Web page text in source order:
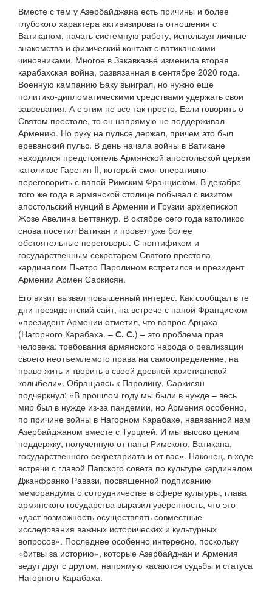
Вместе с тем у Азербайджана есть причины и более
глубокого характера активизировать отношения с
Ватиканом, начать системную работу, используя личные
знакомства и физический контакт с ватиканскими
чиновниками. Многое в Закавказье изменила вторая
карабахская война, развязанная в сентябре 2020 года.
Военную кампанию Баку выиграл, но нужно еще
политико-дипломатическими средствами удержать свои
завоевания. А с этим не все так просто. Если говорить о
Святом престоле, то он напрямую не поддерживал
Армению. Но руку на пульсе держал, причем это был
ереванский пульс. В день начала войны в Ватикане
находился предстоятель Армянской апостольской церкви
католикос Гарегин II, который смог оперативно
переговорить с папой Римским Франциском. В декабре
того же года в армянской столице побывал с визитом
апостольский нунций в Армении и Грузии архиепископ
Жозе Авелина Беттанкур. В октябре сего года католикос
снова посетил Ватикан и провел уже более
обстоятельные переговоры. С понтификом и
государственным секретарем Святого престола
кардиналом Пьетро Паролином встретился и президент
Армении Армен Саркисян.
Его визит вызвал повышенный интерес. Как сообщал в те
дни президентский сайт, на встрече с папой Франциском
«президент Армении отметил, что вопрос Арцаха
(Нагорного Карабаха. – С. С.) – это проблема прав
человека: требования армянского народа о реализации
своего неотъемлемого права на самоопределение, на
право жить и творить в своей древней христианской
колыбели». Обращаясь к Паролину, Саркисян
подчеркнул: «В прошлом году мы были в нужде – весь
мир был в нужде из-за пандемии, но Армения особенно,
по причине войны в Нагорном Карабахе, навязанной нам
Азербайджаном вместе с Турцией. И мы высоко ценим
поддержку, полученную от папы Римского, Ватикана,
государственного секретариата и от вас». Наконец, в ходе
встречи с главой Папского совета по культуре кардиналом
Джанфранко Равази, посвященной подписанию
меморандума о сотрудничестве в сфере культуры, глава
армянского государства выразил уверенность, что это
«даст возможность осуществлять совместные
исследования важных исторических и культурных
вопросов». Последнее особенно интересно, поскольку
«битвы за историю», которые Азербайджан и Армения
ведут друг с другом, напрямую касаются судьбы и статуса
Нагорного Карабаха.